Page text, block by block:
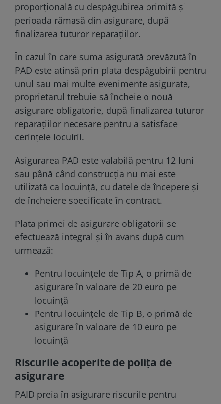
proporțională cu despăgubirea primită și
perioada rămasă din asigurare, după
finalizarea tuturor reparațiilor.
În cazul în care suma asigurată prevăzută în
PAD este atinsă prin plata despăgubirii pentru
unul sau mai multe evenimente asigurate,
proprietarul trebuie să încheie o nouă
asigurare obligatorie, după finalizarea tuturor
reparațiilor necesare pentru a satisface
cerințele locuirii.
Asigurarea PAD este valabilă pentru 12 luni
sau până când construcția nu mai este
utilizată ca locuință, cu datele de începere și
de încheiere specificate în contract.
Plata primei de asigurare obligatorii se
efectuează integral și în avans după cum
urmează:
Pentru locuințele de Tip A, o primă de
asigurare în valoare de 20 euro pe
locuință
Pentru locuințele de Tip B, o primă de
asigurare în valoare de 10 euro pe
locuință
Riscurile acoperite de polița de
asigurare
PAID preia în asigurare riscurile pentru